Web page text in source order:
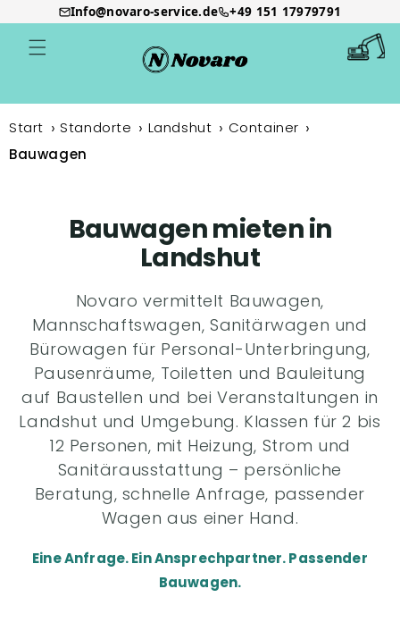
Direkt
zum
Inhalt
Info@novaro-service.de +49 151 17979791
Start Standorte Landshut
Container
Bauwagen
Bauwagen mieten in
Landshut
Novaro vermittelt Bauwagen,
Mannschaftswagen, Sanitärwagen und
Bürowagen für Personal-Unterbringung,
Pausenräume, Toiletten und Bauleitung
auf Baustellen und bei Veranstaltungen in
Landshut und Umgebung. Klassen für 2 bis
12 Personen, mit Heizung, Strom und
Sanitärausstattung – persönliche
Beratung, schnelle Anfrage, passender
Wagen aus einer Hand.
Eine Anfrage. Ein Ansprechpartner. Passender
Bauwagen.